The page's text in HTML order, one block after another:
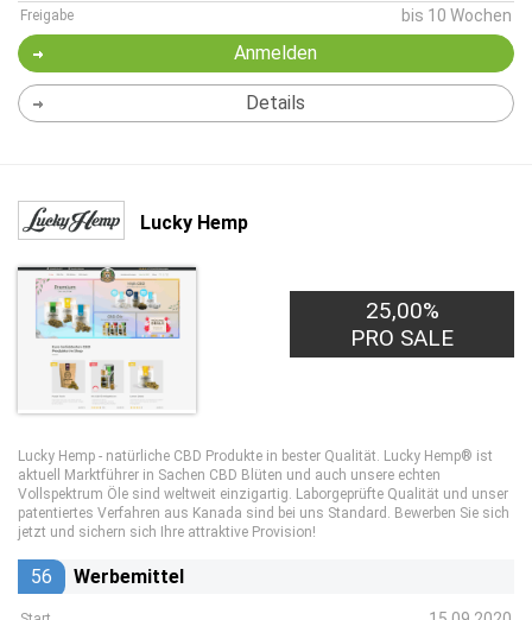
Freigabe bis 10 Wochen
Anmelden
Details
Lucky Hemp
25,00%
PRO SALE
Lucky Hemp - natürliche CBD Produkte in bester Qualität. Lucky Hemp® ist
aktuell Marktführer in Sachen CBD Blüten und auch unsere echten
Vollspektrum Öle sind weltweit einzigartig. Laborgeprüfte Qualität und unser
patentiertes Verfahren aus Kanada sind bei uns Standard. Bewerben Sie sich
jetzt und sichern sich Ihre attraktive Provision!
56 Werbemittel